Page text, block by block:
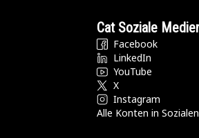
Cat Soziale
Facebook
LinkedIn
YouTube
X
Instagram
Alle Konten in